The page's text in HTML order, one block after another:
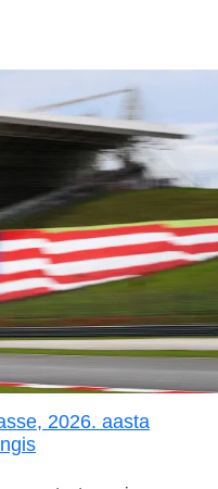
2026. aasta